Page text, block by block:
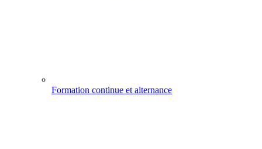
Formation continue et alternance